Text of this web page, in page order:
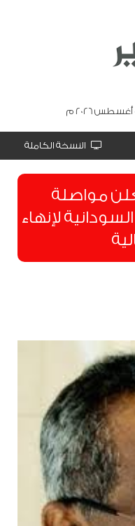
النسخة الكاملة
مواصلة
لإنهاء